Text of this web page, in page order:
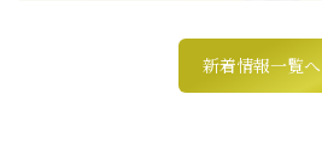
新着情報一覧へ